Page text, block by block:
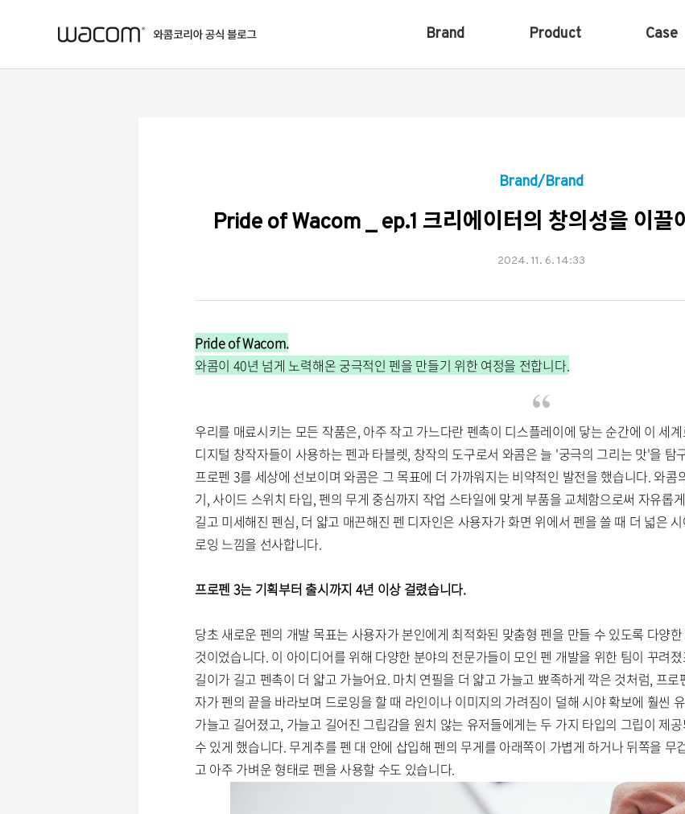
Brand Product Case
Brand/Brand
Pride of Wacom _ ep.1 크리에이터의 창의성을 이끌
2024. 11. 6. 14:33
Pride of Wacom.
와콤이 40년 넘게 노력해온 궁극적인 펜을 만들기 위한 여정을 전합니다.
우리를 매료시키는 모든 작품은, 아주 작고 가느다란 펜촉이 디스플레이에 닿는 순간에 이 세
디지털 창작자들이 사용하는 펜과 타블렛, 창작의 도구로서 와콤은 늘 '궁극의 그리는 맛'을 탐
프로펜 3를 세상에 선보이며 와콤은 그 목표에 더 가까워지는 비약적인 발전을 했습니다. 와
기, 사이드 스위치 타입, 펜의 무게 중심까지 작업 스타일에 맞게 부품을 교체함으로써 자유롭
길고 미세해진 펜심, 더 얇고 매끈해진 펜 디자인은 사용자가 화면 위에서 펜을 쓸 때 더 넓은
로잉 느낌을 선사합니다.
프로펜 3는 기획부터 출시까지 4년 이상 걸렸습니다.
당초 새로운 펜의 개발 목표는 사용자가 본인에게 최적화된 맞춤형 펜을 만들 수 있도록 다양
것이었습니다. 이 아이디어를 위해 다양한 분야의 전문가들이 모인 펜 개발을 위한 팀이 꾸려
길이가 길고 펜촉이 더 얇고 가늘어요. 마치 연필을 더 얇고 가늘고 뾰족하게 깍은 것처럼, 프
자가 펜의 끝을 바라보며 드로잉을 할 때 라인이나 이미지의 가려짐이 덜해 시야 확보에 훨씬
가늘고 길어졌고, 가늘고 길어진 그립감을 원치 않는 유저들에게는 두 가지 타입의 그립이 제
수 있게 했습니다. 무게추를 펜 대 안에 삽입해 펜의 무게를 아래쪽이 가볍게 하거나 뒤쪽을
고 아주 가벼운 형태로 펜을 사용할 수도 있습니다.